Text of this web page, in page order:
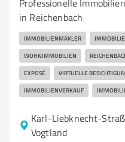
Professionelle
in Reichenbach
IMMOBILIENMAKLER
WOHNIMMOBILIEN
EXPOSÉ VIRTUELLE
IMMOBILIENVERKAUF
Karl-Liebknecht-
Vogtland